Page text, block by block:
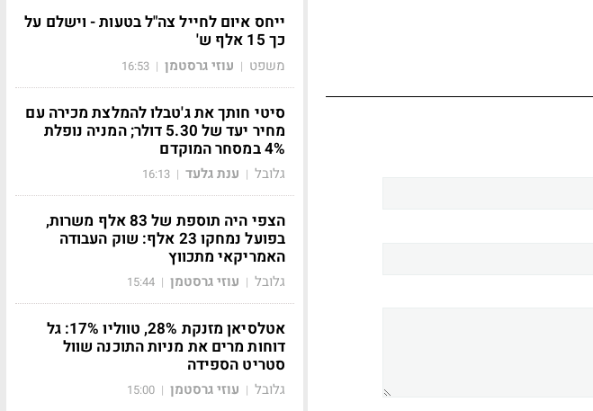
ייחס איום לחייל צה"ל בטעות - וישלם על
כך 15 אלף ש'
משפט | עוזי גרסטמן |
16:53
סיטי חותך את ג'טבלו להמלצת מכירה עם
מחיר יעד של 5.30 דולר; המניה נופלת
4% במסחר המוקדם
גלובל | ענת גלעד |
16:13
הצפי היה תוספת של 83 אלף משרות,
בפועל נמחקו 23 אלף: שוק העבודה
האמריקאי מתכווץ
גלובל | עוזי גרסטמן |
15:44
אטלסיאן מזנקת 28%, טווליו 17%: גל
דוחות מרים את מניות התוכנה שוול
סטריט הספידה
גלובל | עוזי גרסטמן |
15:00